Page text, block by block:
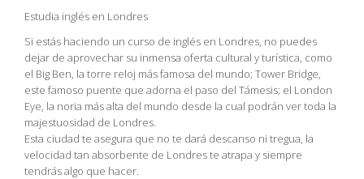
Estudia inglés en Londres
Si estás haciendo un curso de inglés en Londres, no puedes
dejar de aprovechar su inmensa oferta cultural y turística, como
el Big Ben, la torre reloj más famosa del mundo; Tower Bridge,
este famoso puente que adorna el paso del Támesis; el London
Eye, la noria más alta del mundo desde la cual podrán ver toda la
majestuosidad de Londres.
Esta ciudad te asegura que no te dará descanso ni tregua, la
velocidad tan absorbente de Londres te atrapa y siempre
tendrás algo que hacer.